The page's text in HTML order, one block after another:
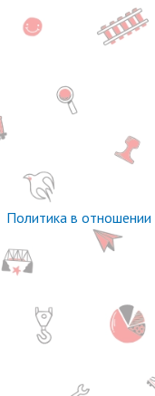
Политика в